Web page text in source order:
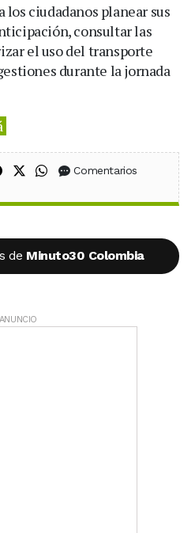
ciudadanos planear sus
consultar las
el uso del transporte
durante la jornada
Compartir en Facebook
Compartir en X (Twitter)
Compartir en WhatsApp
Comentarios
de Minuto30 Colombia
ANUNCIO